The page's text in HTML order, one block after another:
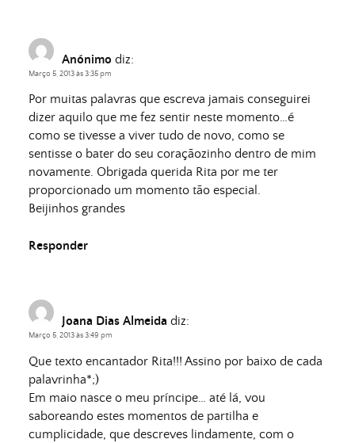
Anónimo diz:
Março 5, 2013 às 3:35 pm
Por muitas palavras que escreva jamais conseguirei
dizer aquilo que me fez sentir neste momento…é
como se tivesse a viver tudo de novo, como se
sentisse o bater do seu coraçãozinho dentro de mim
novamente. Obrigada querida Rita por me ter
proporcionado um momento tão especial.
Beijinhos grandes
Responder
Joana Dias Almeida diz:
Março 5, 2013 às 3:49 pm
Que texto encantador Rita!!! Assino por baixo de cada
palavrinha*;)
Em maio nasce o meu príncipe… até lá, vou
saboreando estes momentos de partilha e
cumplicidade, que descreves lindamente, com o